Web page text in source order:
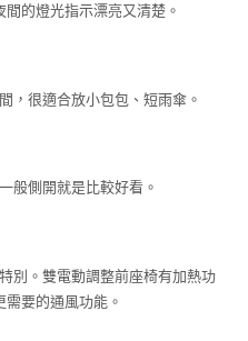
的燈光指示漂亮又清楚。
，很適合放小包包、短雨傘。
般側開就是比較好看。
別。雙電動調整前座椅有加熱功
要的通風功能。